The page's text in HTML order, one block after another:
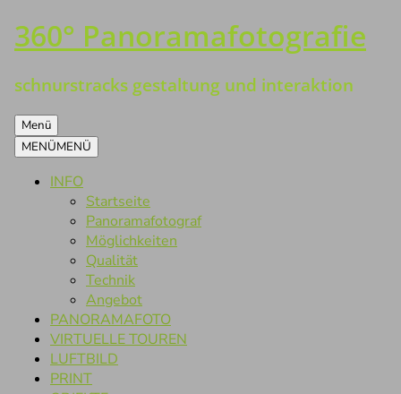
Zum
Inhalt
360° Panoramafotografie
schnurstracks gestaltung und interaktion
Menü
MENÜMENÜ
INFO
Startseite
Panoramafotograf
Möglichkeiten
Qualität
Technik
Angebot
PANORAMAFOTO
VIRTUELLE TOUREN
LUFTBILD
PRINT